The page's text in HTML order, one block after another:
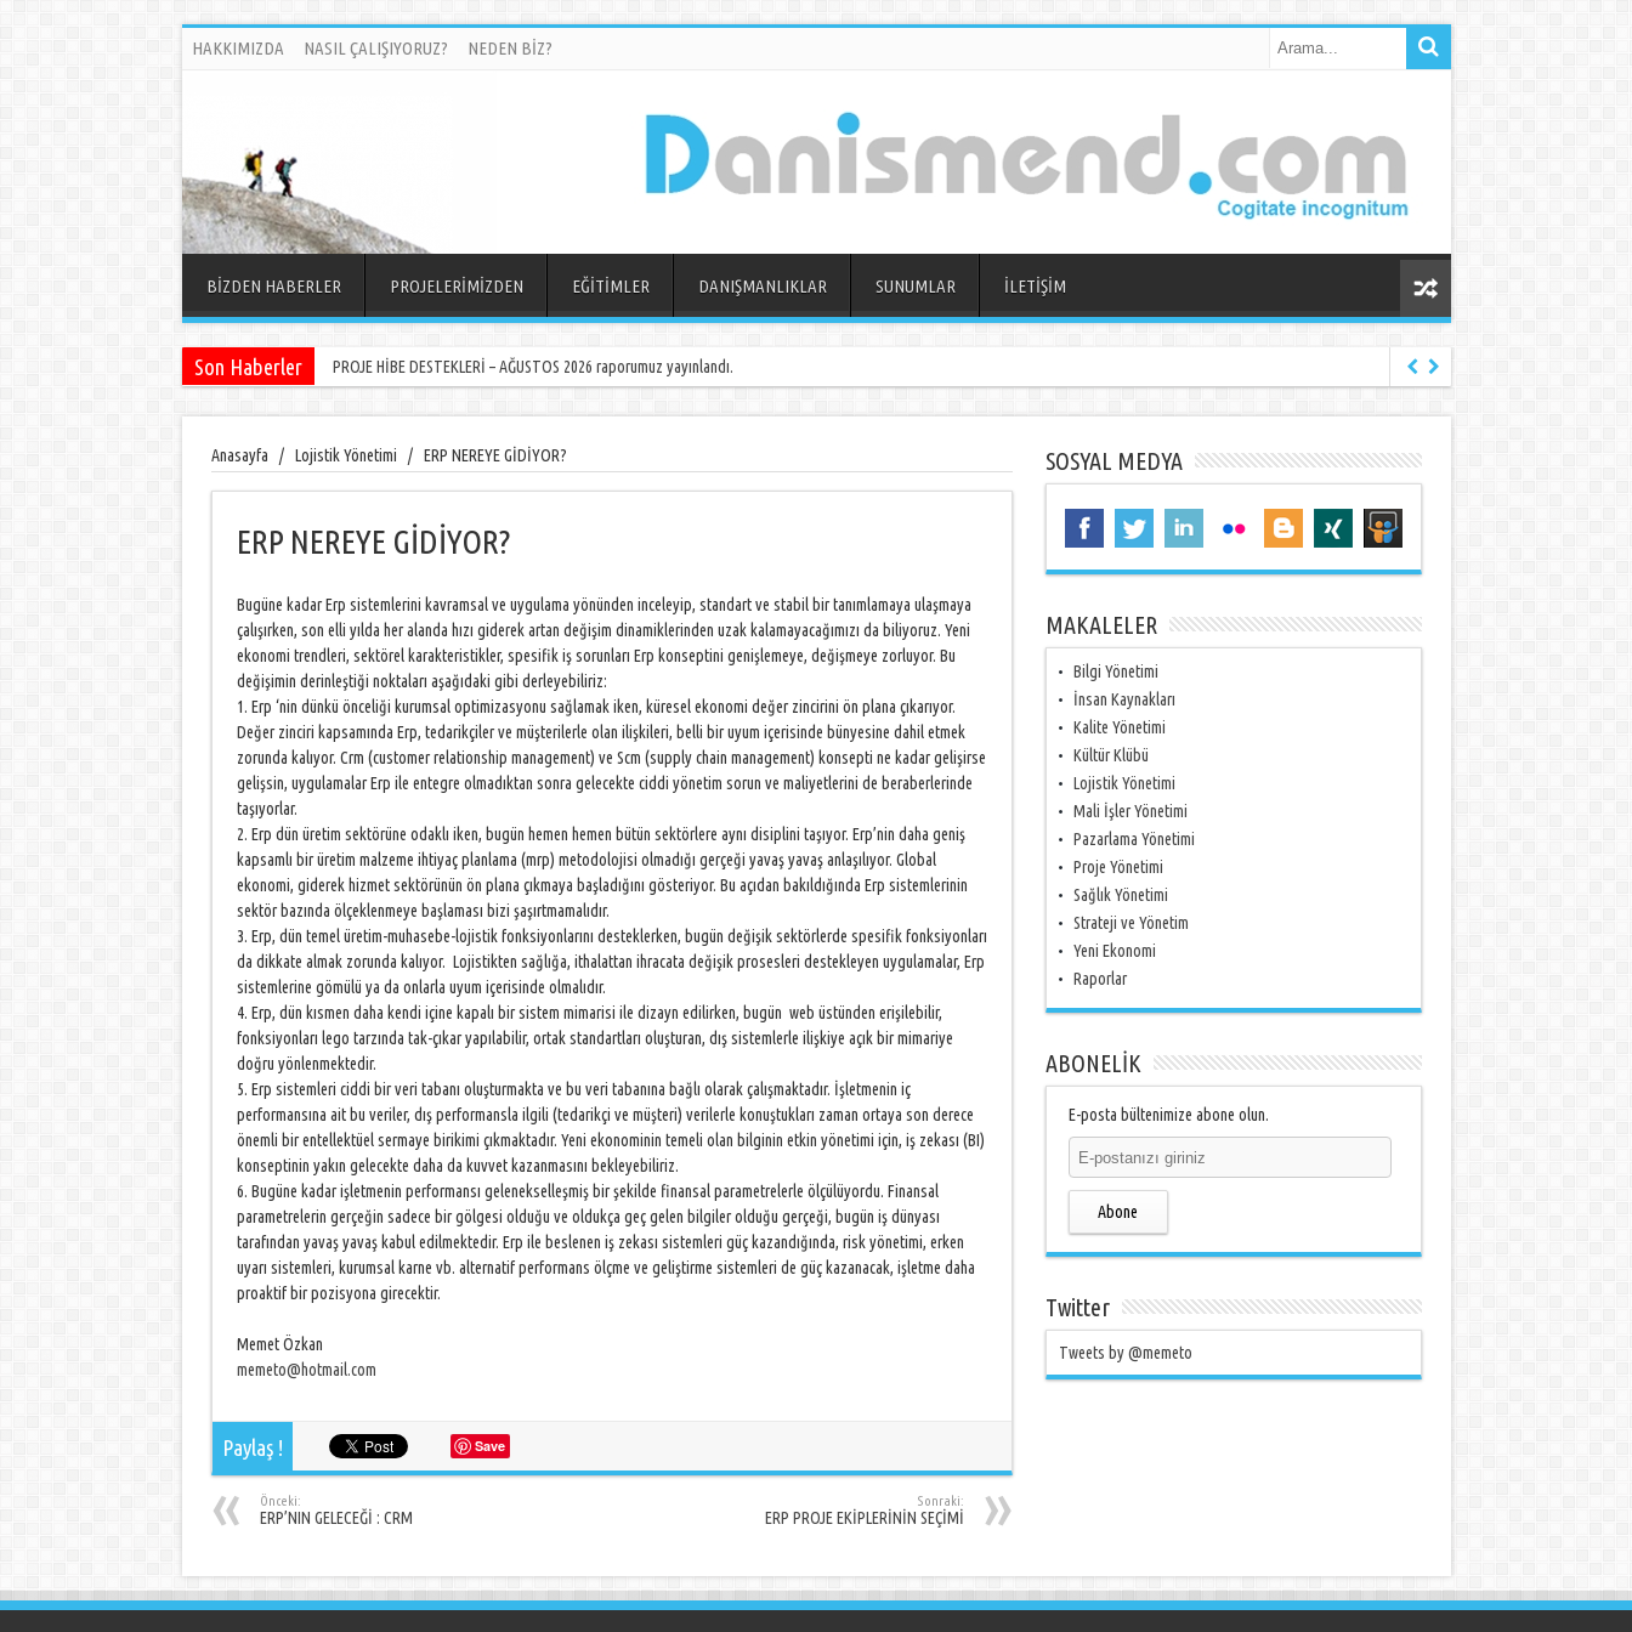
HAKKIMIZDA NASIL ÇALIŞIYORUZ? NEDEN BİZ?
BİZDEN HABERLER PROJELERİMİZDEN EĞİTİMLER DANIŞMANLIKLAR SUNUMLAR İLETİŞİM
Son Haberler PROJE HİBE DESTEKLERİ – AĞUSTOS 2026 raporumuz yayınlandı.
Anasayfa / Lojistik Yönetimi / ERP NEREYE GİDİYOR?
ERP NEREYE GİDİYOR?
Bugüne kadar Erp sistemlerini kavramsal ve uygulama yönünden inceleyip, standart ve stabil bir tanımlamaya ulaşmaya
çalışırken, son elli yılda her alanda hızı giderek artan değişim dinamiklerinden uzak kalamayacağımızı da biliyoruz. Yeni
ekonomi trendleri, sektörel karakteristikler, spesifik iş sorunları Erp konseptini genişlemeye, değişmeye zorluyor. Bu
değişimin derinleştiği noktaları aşağıdaki gibi derleyebiliriz:
1. Erp ‘nin dünkü önceliği kurumsal optimizasyonu sağlamak iken, küresel ekonomi değer zincirini ön plana çıkarıyor.
Değer zinciri kapsamında Erp, tedarikçiler ve müşterilerle olan ilişkileri, belli bir uyum içerisinde bünyesine dahil etmek
zorunda kalıyor. Crm (customer relationship management) ve Scm (supply chain management) konsepti ne kadar gelişirse
gelişsin, uygulamalar Erp ile entegre olmadıktan sonra gelecekte ciddi yönetim sorun ve maliyetlerini de beraberlerinde
taşıyorlar.
2. Erp dün üretim sektörüne odaklı iken, bugün hemen hemen bütün sektörlere aynı disiplini taşıyor. Erp’nin daha geniş
kapsamlı bir üretim malzeme ihtiyaç planlama (mrp) metodolojisi olmadığı gerçeği yavaş yavaş anlaşılıyor. Global
ekonomi, giderek hizmet sektörünün ön plana çıkmaya başladığını gösteriyor. Bu açıdan bakıldığında Erp sistemlerinin
sektör bazında ölçeklenmeye başlaması bizi şaşırtmamalıdır.
3. Erp, dün temel üretim-muhasebe-lojistik fonksiyonlarını desteklerken, bugün değişik sektörlerde spesifik fonksiyonları
da dikkate almak zorunda kalıyor. Lojistikten sağlığa, ithalattan ihracata değişik prosesleri destekleyen uygulamalar, Erp
sistemlerine gömülü ya da onlarla uyum içerisinde olmalıdır.
4. Erp, dün kısmen daha kendi içine kapalı bir sistem mimarisi ile dizayn edilirken, bugün web üstünden erişilebilir,
fonksiyonları lego tarzında tak-çıkar yapılabilir, ortak standartları oluşturan, dış sistemlerle ilişkiye açık bir mimariye
doğru yönlenmektedir.
5. Erp sistemleri ciddi bir veri tabanı oluşturmakta ve bu veri tabanına bağlı olarak çalışmaktadır. İşletmenin iç
performansına ait bu veriler, dış performansla ilgili (tedarikçi ve müşteri) verilerle konuştukları zaman ortaya son derece
önemli bir entellektüel sermaye birikimi çıkmaktadır. Yeni ekonominin temeli olan bilginin etkin yönetimi için, iş zekası (BI)
konseptinin yakın gelecekte daha da kuvvet kazanmasını bekleyebiliriz.
6. Bugüne kadar işletmenin performansı gelenekselleşmiş bir şekilde finansal parametrelerle ölçülüyordu. Finansal
parametrelerin gerçeğin sadece bir gölgesi olduğu ve oldukça geç gelen bilgiler olduğu gerçeği, bugün iş dünyası
tarafından yavaş yavaş kabul edilmektedir. Erp ile beslenen iş zekası sistemleri güç kazandığında, risk yönetimi, erken
uyarı sistemleri, kurumsal karne vb. alternatif performans ölçme ve geliştirme sistemleri de güç kazanacak, işletme daha
proaktif bir pozisyona girecektir.
Memet Özkan
memeto@hotmail.com
Paylaş ! Save
Önceki:
ERP’NIN GELECEĞİ : CRM
Sonraki:
ERP PROJE EKİPLERİNİN SEÇİMİ
SOSYAL MEDYA
MAKALELER
Bilgi Yönetimi
İnsan Kaynakları
Kalite Yönetimi
Kültür Klübü
Lojistik Yönetimi
Mali İşler Yönetimi
Pazarlama Yönetimi
Proje Yönetimi
Sağlık Yönetimi
Strateji ve Yönetim
Yeni Ekonomi
Raporlar
ABONELİK
E-posta bültenimize abone olun.
Abone
Twitter
Tweets by @memeto